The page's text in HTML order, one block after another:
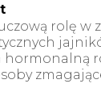
rolę w
hormonalną